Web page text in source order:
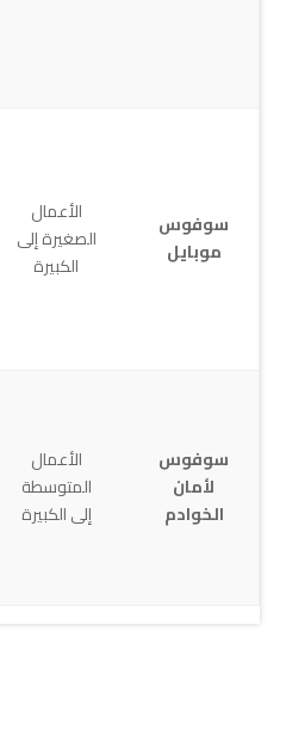
سوفوس
موبايل
الأعمال
الصغيرة إلى
الكبيرة
سوفوس
لأمان
الخوادم
الأعمال
المتوسطة
إلى الكبيرة